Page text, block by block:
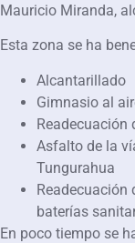
Mauricio Miranda,
Esta zona se ha
Alcantarillado
Gimnasio al
Readecuación
Asfalto de la
Tungurahua
Readecuación
baterías
En poco tiempo se